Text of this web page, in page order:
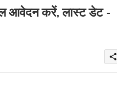
आवेदन करें, लास्ट डेट -
share